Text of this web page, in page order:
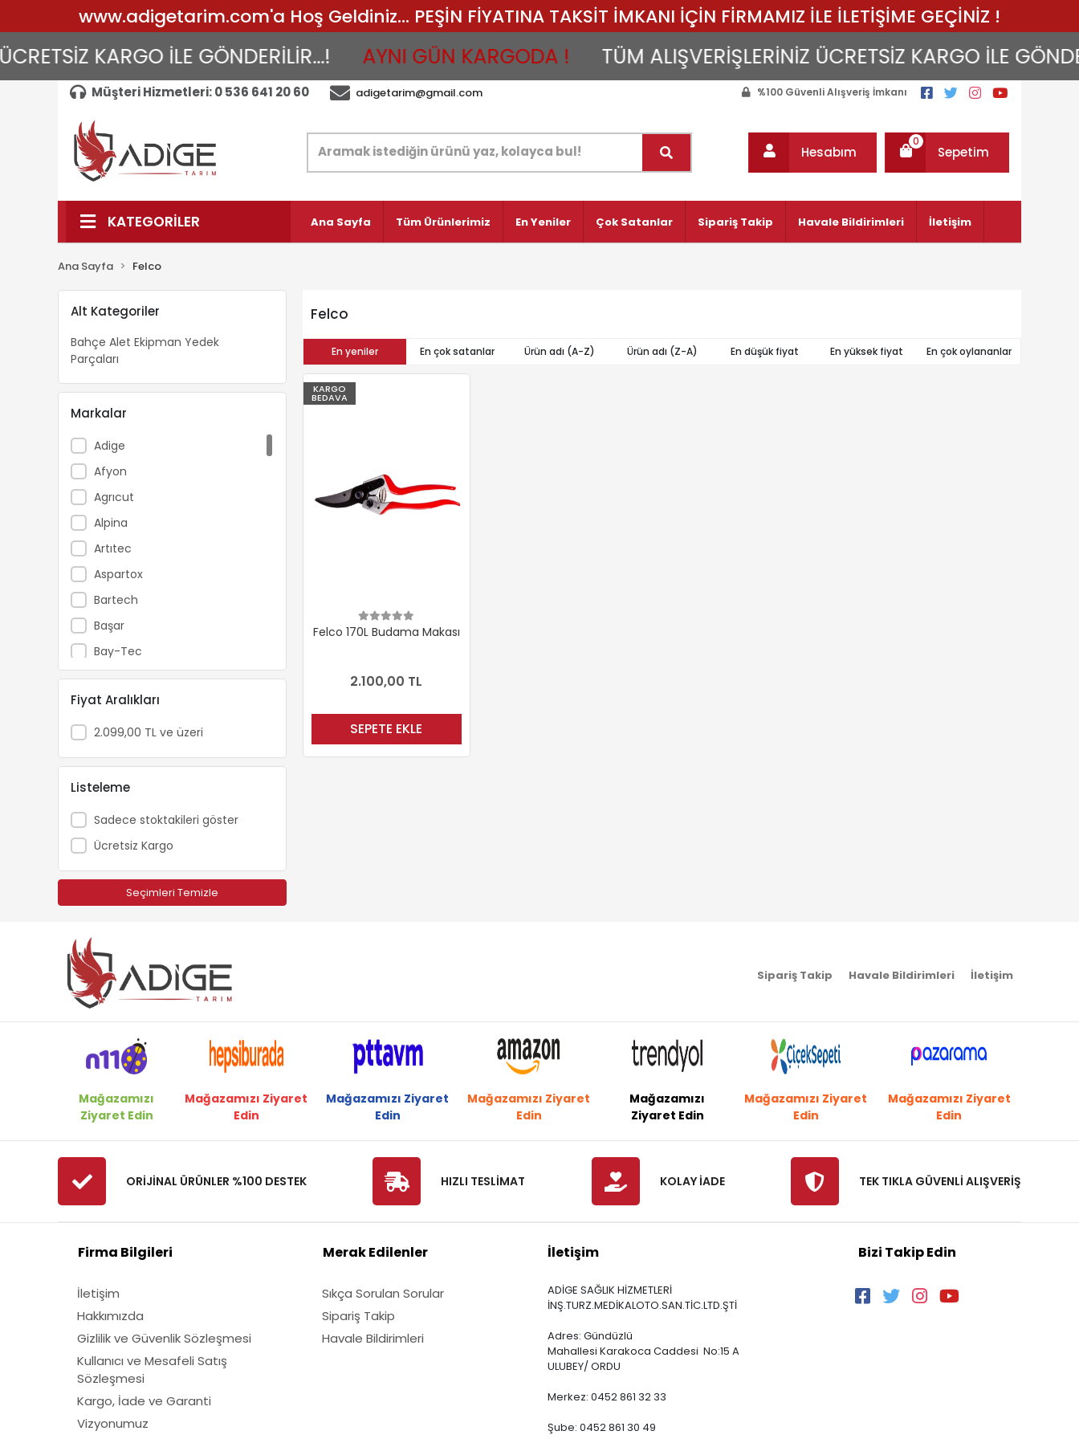
www.adigetarim.com'a Hoş Geldiniz... PEŞİN FİYATINA TAKSİT İMKANI İÇİN FİRMAMIZ İLE İLETİŞİME GEÇİNİZ !
KARGO İLE GÖNDERİLİR...! AYNI GÜN KARGODA ! TÜM ALIŞVERİŞLERİNİZ ÜCRETSİZ KARGO İLE
Müşteri Hizmetleri: 0 536 641 20 60 adigetarim@gmail.com %100 Güvenli Alışveriş İmkanı
Hesabım Sepetim
0
KATEGORİLER Ana Sayfa Tüm Ürünlerimiz En Yeniler Çok Satanlar Sipariş Takip Havale Bildirimleri İletişim
Ana Sayfa Felco
Alt Kategoriler
Bahçe Alet Ekipman Yedek
Parçaları
Markalar
Adige
Afyon
Agrıcut
Alpina
Artıtec
Aspartox
Bartech
Başar
Bay-Tec
Beıyuan
Beready
Boryap
Brofar
Bursa Tohum
Dakkin
Deltadem
Echo
Efor
Ekolojik Tarım
Elmacıoğlu
Energy
Fadelsan
Felco
Ferrino
Fibrodem
Fırtına
Fıskars
Gediklioğlu
Grass Mixture
Himax
Honda
Fiyat Aralıkları
2.099,00 TL ve üzeri
Listeleme
Sadece stoktakileri göster
Ücretsiz Kargo
Seçimleri Temizle
Felco
En yeniler En çok satanlar Ürün adı (A-Z) Ürün adı (Z-A) En düşük fiyat En yüksek fiyat En çok oylananlar
KARGO
BEDAVA
Felco 170L Budama Makası
2.100,00 TL
SEPETE EKLE
Sipariş Takip Havale Bildirimleri İletişim
Mağazamızı
Ziyaret Edin
Mağazamızı Ziyaret
Edin
Mağazamızı Ziyaret
Edin
Mağazamızı Ziyaret
Edin
Mağazamızı
Ziyaret Edin
Mağazamızı Ziyaret
Edin
Mağazamızı Ziyaret
Edin
ORİJİNAL ÜRÜNLER %100 DESTEK HIZLI TESLİMAT KOLAY İADE TEK TIKLA GÜVENLİ ALIŞVERİŞ
Firma Bilgileri
İletişim
Hakkımızda
Gizlilik ve Güvenlik Sözleşmesi
Kullanıcı ve Mesafeli Satış
Sözleşmesi
Kargo, İade ve Garanti
Vizyonumuz
Merak Edilenler
Sıkça Sorulan Sorular
Sipariş Takip
Havale Bildirimleri
İletişim
ADİGE SAĞLIK HİZMETLERİ
İNŞ.TURZ.MEDİKALOTO.SAN.TİC.LTD.ŞTİ
Adres: Gündüzlü
Mahallesi Karakoca Caddesi No:15 A
ULUBEY/ ORDU
Merkez: 0452 861 32 33
Şube: 0452 861 30 49
Bizi Takip Edin